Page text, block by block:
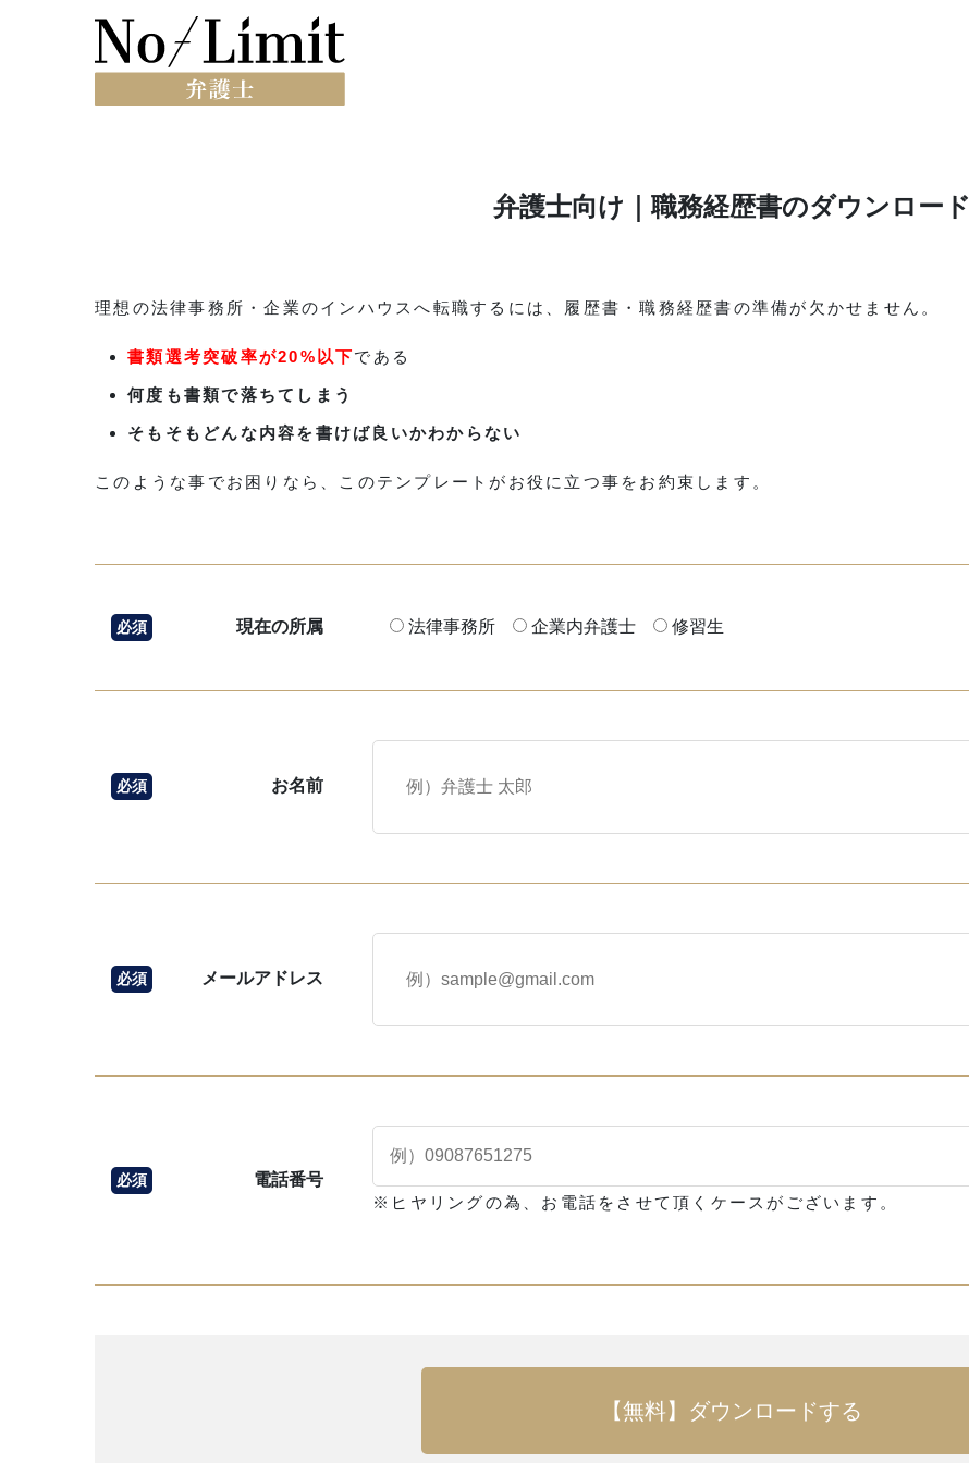
弁護士向け｜職務経歴書のダウンロード
理想の法律事務所・企業のインハウスへ転職するには、履歴書・職務経歴書の準備が欠かせません。
書類選考突破率が20%以下である
何度も書類で落ちてしまう
そもそもどんな内容を書けば良いかわからない
このような事でお困りなら、このテンプレートがお役に立つ事をお約束します。
必須 現在の所属 法律事務所 企業内弁護士 修習生
必須 お名前
必須 メールアドレス
必須
電話番号
※ヒヤリングの為、お電話をさせて頂くケースがございます。